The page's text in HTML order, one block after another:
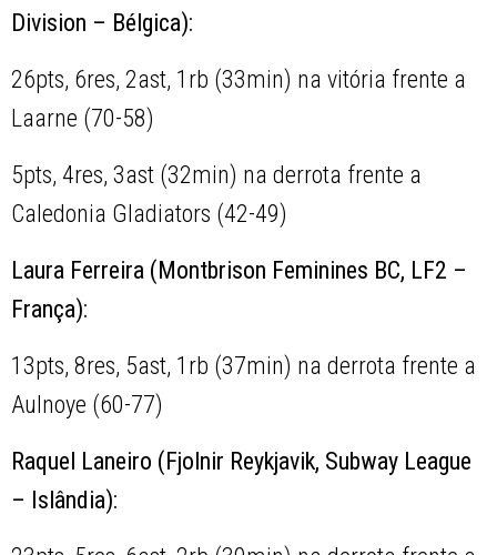
Division – Bélgica):
26pts, 6res, 2ast, 1rb (33min) na vitória frente a
Laarne (70-58)
5pts, 4res, 3ast (32min) na derrota frente a
Caledonia Gladiators (42-49)
Laura Ferreira (Montbrison Feminines BC, LF2 –
França):
13pts, 8res, 5ast, 1rb (37min) na derrota frente a
Aulnoye (60-77)
Raquel Laneiro (Fjolnir Reykjavik, Subway League
– Islândia):